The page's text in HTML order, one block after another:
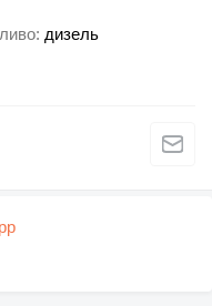
дизель